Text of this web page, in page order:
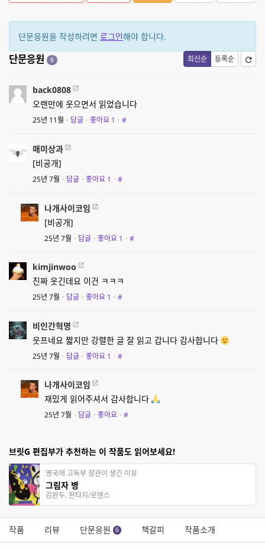
단문응원을 작성하려면 로그인해야 합니다.
최신순 등록순
단문응원 6
back0808
오랜만에 웃으면서 읽었습니다
25년 11월 · 답글 · 좋아요 1 · #
매미상과
[비공개]
25년 7월 · 답글 · 좋아요 1 · #
나개사이코임
[비공개]
25년 7월 · 답글 · 좋아요 1 · #
kimjinwoo
진짜 웃긴데요 이건 ㅋㅋㅋ
25년 7월 · 답글 · 좋아요 1 · #
비인간혁명
웃프네요 짧지만 강렬한 글 잘 읽고 갑니다 감사합니다
25년 7월 · 답글 · 좋아요 1 · #
나개사이코임
재밌게 읽어주셔서 감사합니다
25년 7월 · 답글 · 좋아요 · #
브릿G 편집부가 추천하는 이 작품도 읽어보세요!
영국에 고독부 장관이 생긴 이유
그림자 병
김완두, 판타지/로맨스
작품 리뷰 단문응원 6 책갈피 작품소개